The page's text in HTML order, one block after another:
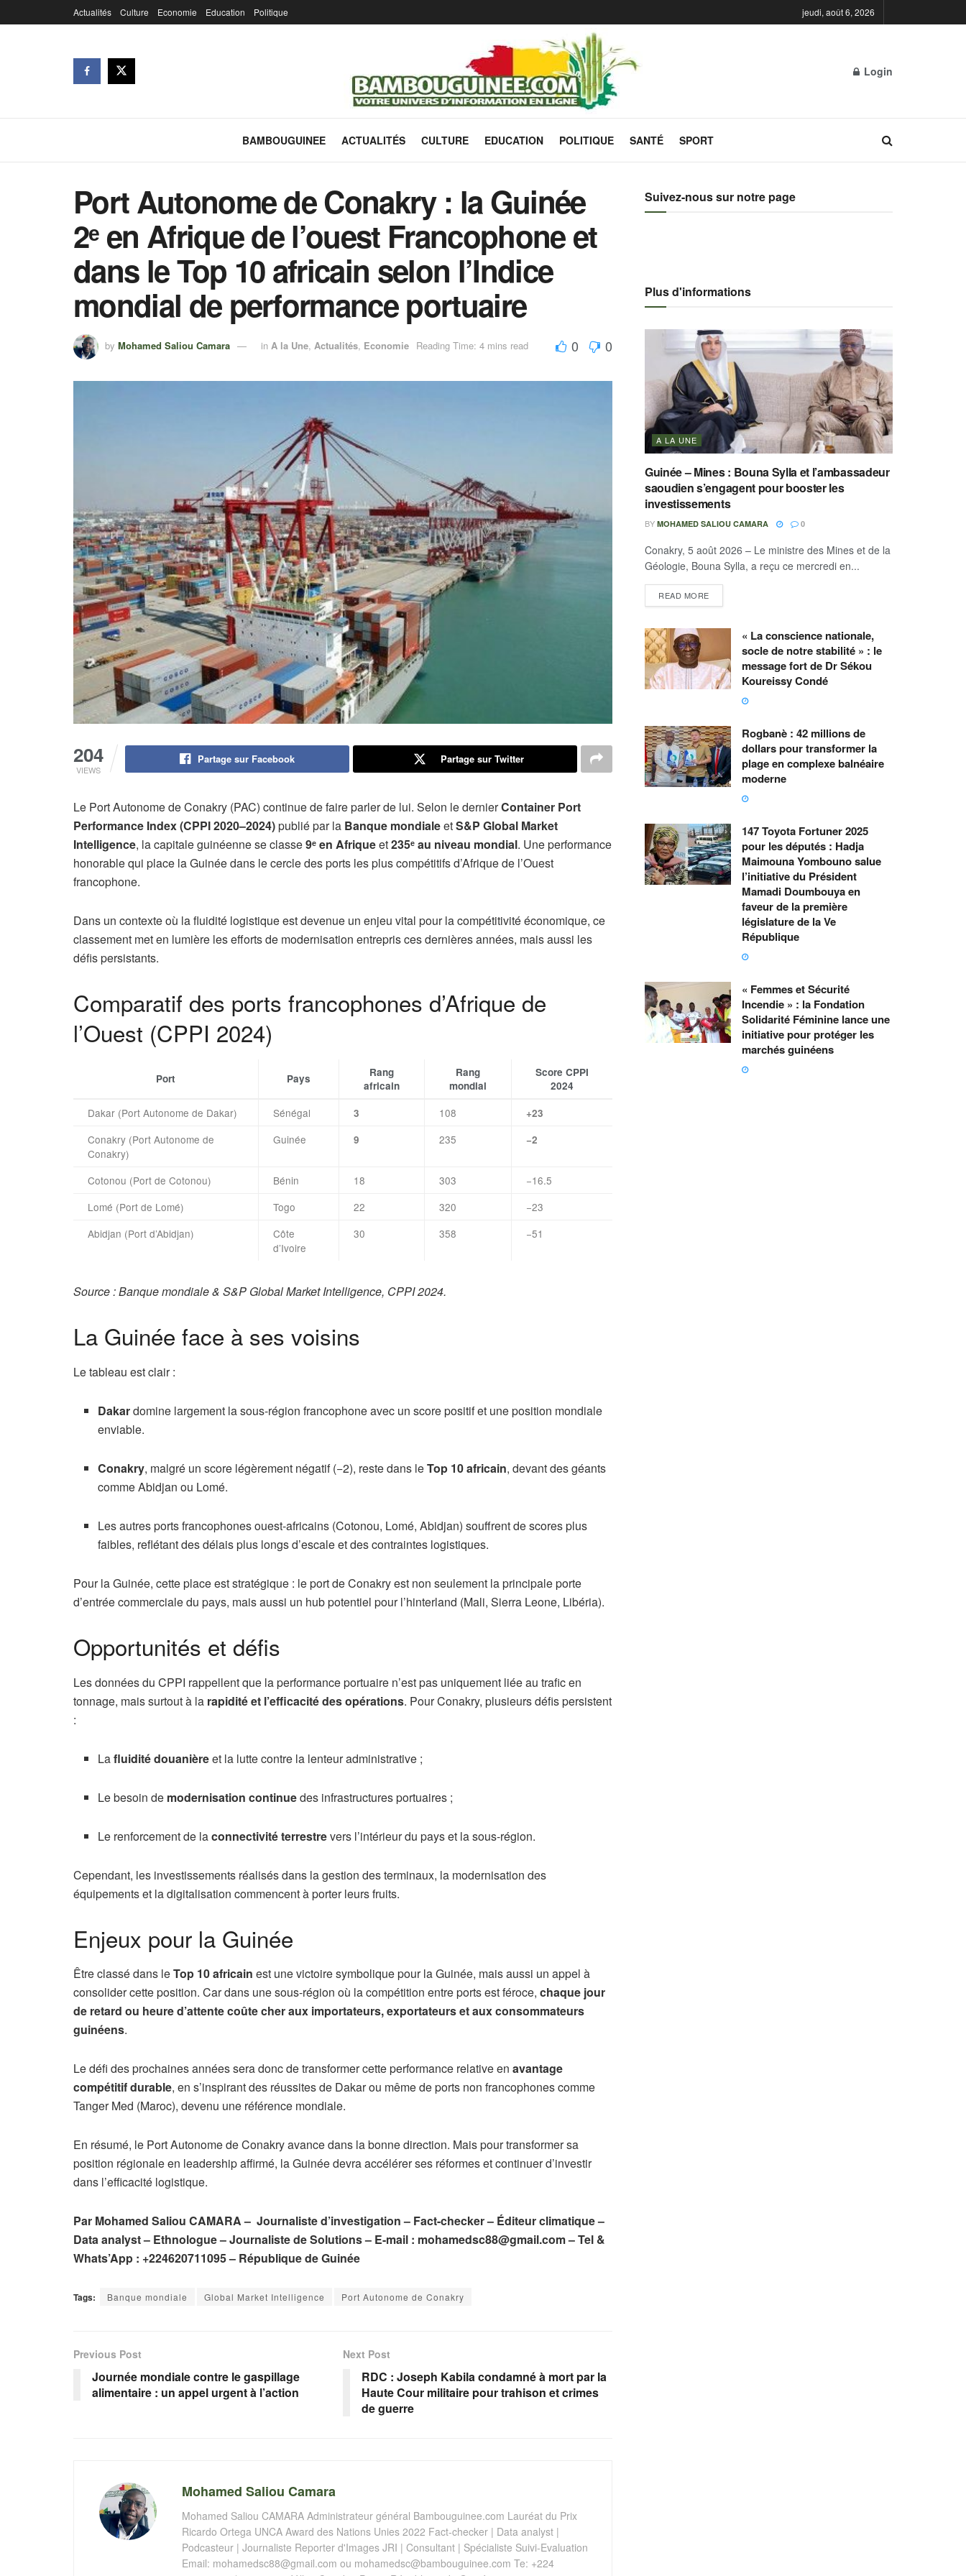
Actualités Culture Economie Education Politique jeudi, août 6, 2026
Login
BAMBOUGUINEE ACTUALITÉS CULTURE EDUCATION POLITIQUE SANTÉ SPORT
Port Autonome de Conakry : la Guinée
2ᵉ en Afrique de l’ouest Francophone et
dans le Top 10 africain selon l’Indice
mondial de performance portuaire
by Mohamed Saliou Camara in A la Une, Actualités, Economie Reading Time: 4 mins read 0 0
204
VIEWS
Partage sur Facebook Partage sur Twitter
Le Port Autonome de Conakry (PAC) continue de faire parler de lui. Selon le dernierContainer Port
Performance Index (CPPI 2020–2024)publié par la Banque mondialeetS&P Global Market
Intelligence, la capitale guinéenne se classe9ᵉ en Afriqueet235ᵉ au niveau mondial. Une performance
honorable qui place la Guinée dans le cercle des ports les plus compétitifs d’Afrique de l’Ouest
francophone.
Dans un contexte où la fluidité logistique est devenue un enjeu vital pour la compétitivité économique, ce
classement met en lumière les efforts de modernisation entrepris ces dernières années, mais aussi les
défis persistants.
Comparatif des ports francophones d’Afrique de
l’Ouest (CPPI 2024)
Port Pays
Rang
africain
Rang
mondial
Score CPPI
2024
Dakar (Port Autonome de Dakar) Sénégal 3 108 +23
Conakry (Port Autonome de
Conakry)
Guinée 9 235 −2
Cotonou (Port de Cotonou) Bénin 18 303
−16.5
Lomé (Port de Lomé)
Togo 22 320
−23
Abidjan (Port d’Abidjan)
Côte
d’Ivoire
30 358 −51
Source : Banque mondiale & S&P Global Market Intelligence, CPPI 2024.
La Guinée face à ses voisins
Le tableau est clair :
Dakardomine largement la sous-région francophone avec un score positif et une position mondiale
enviable.
Conakry, malgré un score légèrement négatif (−2), reste dans leTop 10 africain, devant des géants
comme Abidjan ou Lomé.
Les autres ports francophones ouest-africains (Cotonou, Lomé, Abidjan) souffrent de scores plus
faibles, reflétant des délais plus longs d’escale et des contraintes logistiques.
Pour la Guinée, cette place est stratégique : le port de Conakry est non seulement la principale porte
d’entrée commerciale du pays, mais aussi un hub potentiel pour l’hinterland (Mali, Sierra Leone, Libéria).
Opportunités et défis
Les données du CPPI rappellent que la performance portuaire n’est pas uniquement liée au trafic en
tonnage, mais surtout à la rapidité et l’efficacité des opérations. Pour Conakry, plusieurs défis persistent
:
Lafluidité douanièreet la lutte contre la lenteur administrative ;
Le besoin de modernisation continuedes infrastructures portuaires ;
Le renforcement de laconnectivité terrestrevers l’intérieur du pays et la sous-région.
Cependant, les investissements réalisés dans la gestion des terminaux, la modernisation des
équipements et la digitalisation commencent à porter leurs fruits.
Enjeux pour la Guinée
Être classé dans leTop 10 africain est une victoire symbolique pour la Guinée, mais aussi un appel à
consolider cette position. Car dans une sous-région où la compétition entre ports est féroce, chaque jour
de retard ou heure d’attente coûte cher aux importateurs, exportateurs et aux consommateurs
guinéens.
Le défi des prochaines années sera donc de transformer cette performance relative en avantage
compétitif durable, en s’inspirant des réussites de Dakar ou même de ports non francophones comme
Tanger Med (Maroc), devenu une référence mondiale.
En résumé, le Port Autonome de Conakry avance dans la bonne direction. Mais pour transformer sa
position régionale en leadership affirmé, la Guinée devra accélérer ses réformes et continuer d’investir
dans l’efficacité logistique.
Par Mohamed Saliou CAMARA – Journaliste d’investigation – Fact-checker – Éditeur climatique –
Data analyst – Ethnologue – Journaliste de Solutions – E-mail : mohamedsc88@gmail.com– Tel &
Whats’App : +224620711095 – République de Guinée
Tags: Banque mondiale Global Market Intelligence Port Autonome de Conakry
Previous Post
Journée mondiale contre le gaspillage
alimentaire : un appel urgent à l’action
Next Post
RDC : Joseph Kabila condamné à mort par la
Haute Cour militaire pour trahison et crimes
de guerre
Mohamed Saliou Camara
Mohamed Saliou CAMARA Administrateur général Bambouguinee.com Lauréat du Prix
Ricardo Ortega UNCA Award des Nations Unies 2022 Fact-checker | Data analyst |
Podcasteur | Journaliste Reporter d'Images JRI | Consultant | Spécialiste Suivi-Evaluation
Email: mohamedsc88@gmail.com ou mohamedsc@bambouguinee.com Te: +224
Suivez-nous sur notre page
Plus d'informations
A LA UNE
Guinée – Mines : Bouna Sylla et l’ambassadeur
saoudien s’engagent pour booster les
investissements
BY MOHAMED SALIOU CAMARA 0
Conakry, 5 août 2026 – Le ministre des Mines et de la
Géologie, Bouna Sylla, a reçu ce mercredi en...
READ MORE
« La conscience nationale,
socle de notre stabilité » : le
message fort de Dr Sékou
Koureissy Condé
Rogbanè : 42 millions de
dollars pour transformer la
plage en complexe balnéaire
moderne
147 Toyota Fortuner 2025
pour les députés : Hadja
Maimouna Yombouno salue
l’initiative du Président
Mamadi Doumbouya en
faveur de la première
législature de la Ve
République
« Femmes et Sécurité
Incendie » : la Fondation
Solidarité Féminine lance une
initiative pour protéger les
marchés guinéens